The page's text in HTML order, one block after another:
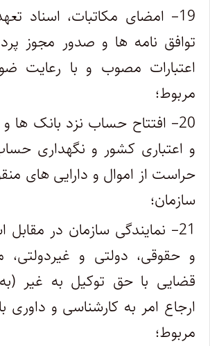
19– امضای مکاتبات، اسناد
توافق نامه ها و صدور مجوز
اعتبارات مصوب و با رعایت
مربوط؛
20– افتتاح حساب نزد بانک ها
و اعتباری کشور و نگهداری
حراست از اموال و دارایی های
سازمان؛
21– نمایندگی سازمان در
و حقوقی، دولتی و غیردولتی،
قضایی با حق توکیل به غیر
ارجاع امر به کارشناسی و داوری
مربوط؛